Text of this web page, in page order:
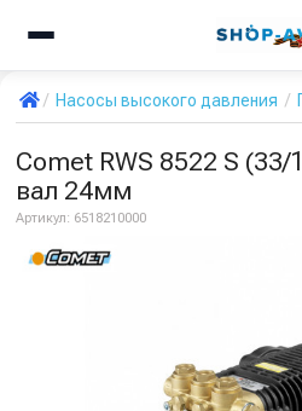
Насосы высокого давления
Comet RWS 8522 S
вал 24мм
Артикул: 6518210000